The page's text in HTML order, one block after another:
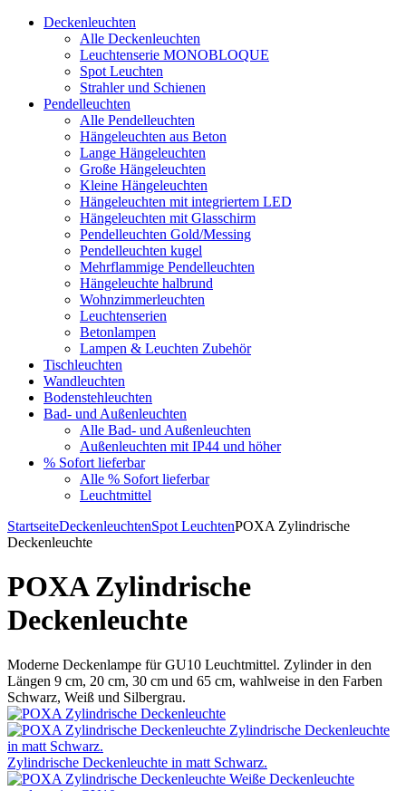
Deckenleuchten
Alle Deckenleuchten
Leuchtenserie MONOBLOQUE
Spot Leuchten
Strahler und Schienen
Pendelleuchten
Alle Pendelleuchten
Hängeleuchten aus Beton
Lange Hängeleuchten
Große Hängeleuchten
Kleine Hängeleuchten
Hängeleuchten mit integriertem LED
Hängeleuchten mit Glasschirm
Pendelleuchten Gold/Messing
Pendelleuchten kugel
Mehrflammige Pendelleuchten
Hängeleuchte halbrund
Wohnzimmerleuchten
Leuchtenserien
Betonlampen
Lampen & Leuchten Zubehör
Tischleuchten
Wandleuchten
Bodenstehleuchten
Bad- und Außenleuchten
Alle Bad- und Außenleuchten
Außenleuchten mit IP44 und höher
% Sofort lieferbar
Alle % Sofort lieferbar
Leuchtmittel
StartseiteDeckenleuchtenSpot LeuchtenPOXA Zylindrische
Deckenleuchte
POXA Zylindrische
Deckenleuchte
Moderne Deckenlampe für GU10 Leuchtmittel. Zylinder in den
Längen 9 cm, 20 cm, 30 cm und 65 cm, wahlweise in den Farben
Schwarz, Weiß und Silbergrau.
Zylindrische Deckenleuchte in matt Schwarz.